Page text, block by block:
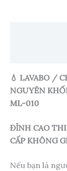
💧 LAVABO /
NGUYÊN
ML-010
ĐỈNH CAO
CẤP KHÔNG
Nếu bạn là